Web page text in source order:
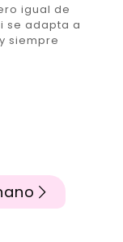
igual de
se adapta a
siempre